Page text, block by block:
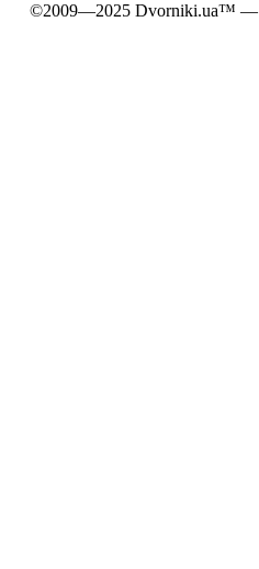
©2009—2025 Dvorniki.ua™ —